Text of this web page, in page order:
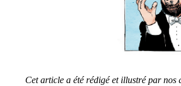
Cet article a été rédigé et illustré par nos